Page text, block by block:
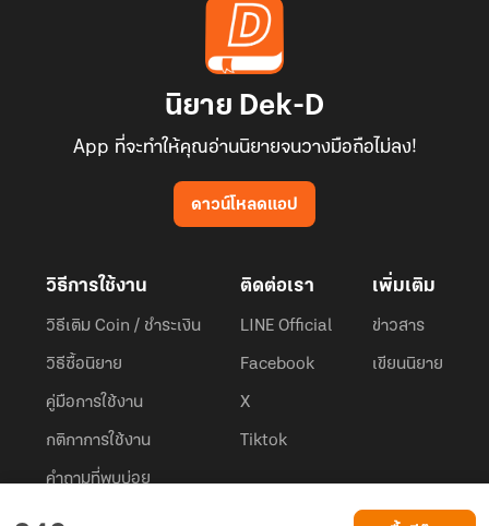
นิยาย Dek-D
App ที่จะทำให้คุณอ่านนิยายจนวางมือถือไม่ลง!
ดาวน์โหลดแอป
วิธีการใช้งาน
วิธีเติม Coin / ชำระเงิน
วิธีซื้อนิยาย
คู่มือการใช้งาน
กติกาการใช้งาน
คำถามที่พบบ่อย
ติดต่อเรา
LINE Official
Facebook
X
Tiktok
เพิ่มเติม
ข่าวสาร
เขียนนิยาย